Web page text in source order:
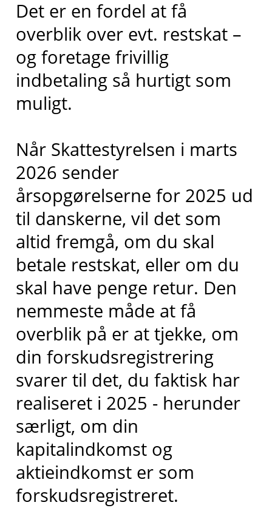
Det er en fordel at få
overblik over evt. restskat –
og foretage frivillig
indbetaling så hurtigt som
muligt.
Når Skattestyrelsen i marts
2026 sender
årsopgørelserne for 2025 ud
til danskerne, vil det som
altid fremgå, om du skal
betale restskat, eller om du
skal have penge retur. Den
nemmeste måde at få
overblik på er at tjekke, om
din forskudsregistrering
svarer til det, du faktisk har
realiseret i 2025 - herunder
særligt, om din
kapitalindkomst og
aktieindkomst er som
forskudsregistreret.